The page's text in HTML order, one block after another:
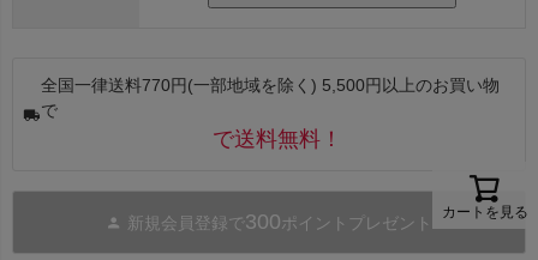
カートを見る
全国一律送料770円(一部地域を除く) 5,500円以上のお買い物
で
で送料無料！
新規会員登録で300ポイントプレゼント